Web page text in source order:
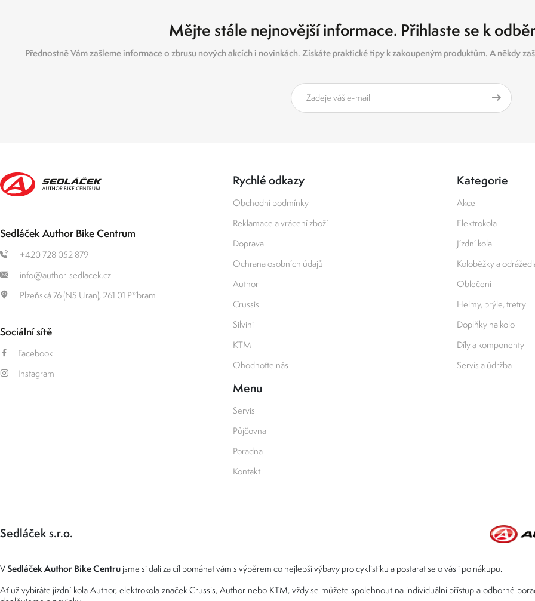
Mějte stále nejnovější informace. Přihlaste se k
Přednostně Vám zašleme informace o zbrusu nových akcích i novinkách. Získáte praktické tipy k zakoupeným produktům. A někdy
Sedláček Author Bike Centrum
+420 728 052 879
info@author-sedlacek.cz
Plzeňská 76 (NS Uran), 261 01 Příbram
Sociální sítě
Facebook
Instagram
Rychlé odkazy
Obchodní podmínky
Reklamace a vrácení zboží
Doprava
Ochrana osobních údajů
Author
Crussis
Silvini
KTM
Ohodnoťte nás
Menu
Servis
Půjčovna
Poradna
Kontakt
Kategorie
Akce
Elektrokola
Jízdní kola
Koloběžky a
Oblečení
Helmy, brýle, tretry
Doplňky na kolo
Díly a komponenty
Servis a údržba
Sedláček s.r.o.
VSedláček Author Bike Centru jsme si dali za cíl pomáhat vám s výběrem co nejlepší výbavy pro cyklistiku a postarat se o vás i po nákupu.
Ať už vybíráte jízdní kola Author, elektrokola značek Crussis, Author nebo KTM, vždy se můžete spolehnout na individuální přístup a odborné